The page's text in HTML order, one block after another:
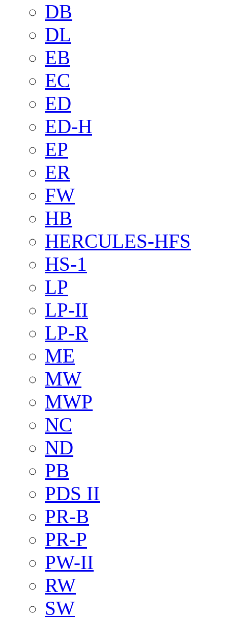
DB
DL
EB
EC
ED
ED-H
EP
ER
FW
HB
HERCULES-HFS
HS-1
LP
LP-II
LP-R
ME
MW
MWP
NC
ND
PB
PDS II
PR-B
PR-P
PW-II
RW
SW